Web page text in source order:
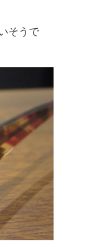
そうで